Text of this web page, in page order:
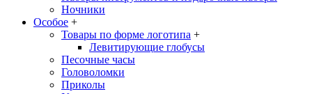
Ночники
Особое +
Товары по форме логотипа +
Левитирующие глобусы
Песочные часы
Головоломки
Приколы